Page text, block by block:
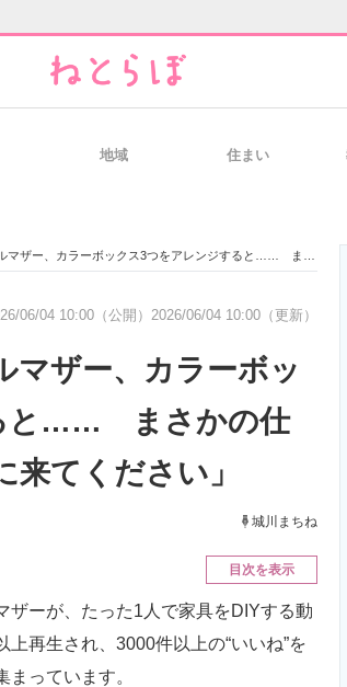
経営リーダ
製造業のIT導
エネルギー
地域 住まい
ーボックス3つをアレンジすると…… まさかの仕上がりに「ウチに作りに来てください」
06/04 10:00（公開） 2026/06/04 10:00（更新）
マザー、カラーボッ
と…… まさかの仕
てください」
城川まちね
目次を表示
ーが、たった1人で家具をDIYする動
再生され、3000件以上の“いいね”を
っています。